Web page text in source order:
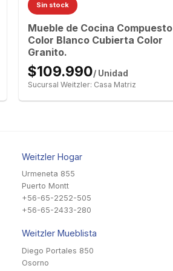
Sin stock
Mueble de Cocina Compuesto
Color Blanco Cubierta Color
Granito.
$109.990/ Unidad
Sucursal Weitzler: Casa Matriz
Weitzler Hogar
Urmeneta 855
Puerto Montt
+56-65-2252-505
+56-65-2433-280
Weitzler Mueblista
Diego Portales 850
Osorno